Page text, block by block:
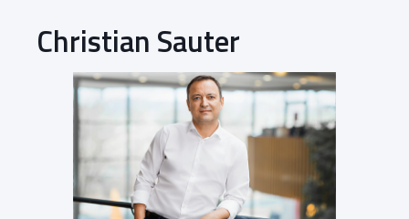
Christian Sauter